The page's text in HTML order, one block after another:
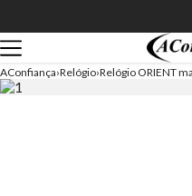
AConfiança Relógio Relógio ORIENT